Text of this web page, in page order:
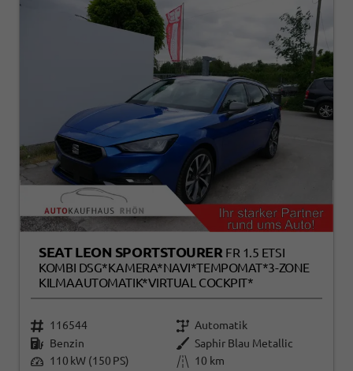
SEAT LEON SPORTSTOURER FR 1.5 ETSI
KOMBI DSG*KAMERA*NAVI*TEMPOMAT*3-ZONE
KILMAAUTOMATIK*VIRTUAL COCKPIT*
116544
Automatik
Benzin
Saphir Blau Metallic
110 kW (150 PS)
10 km